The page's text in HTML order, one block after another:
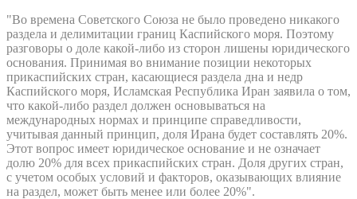
"Во времена Советского Союза не было проведено никакого
раздела и делимитации границ Каспийского моря. Поэтому
разговоры о доле какой-либо из сторон лишены юридического
основания. Принимая во внимание позиции некоторых
прикаспийских стран, касающиеся раздела дна и недр
Каспийского моря, Исламская Республика Иран заявила о том,
что какой-либо раздел должен основываться на
международных нормах и принципе справедливости,
учитывая данный принцип, доля Ирана будет составлять 20%.
Этот вопрос имеет юридическое основание и не означает
долю 20% для всех прикаспийских стран. Доля других стран,
с учетом особых условий и факторов, оказывающих влияние
на раздел, может быть менее или более 20%".